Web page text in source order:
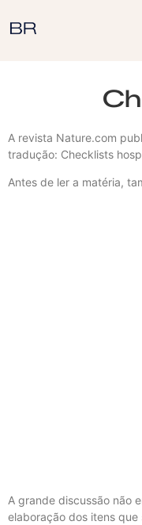
A revista Nature.com
tradução: Checklists
Antes de ler a matéria,
A grande discussão não
elaboração dos itens